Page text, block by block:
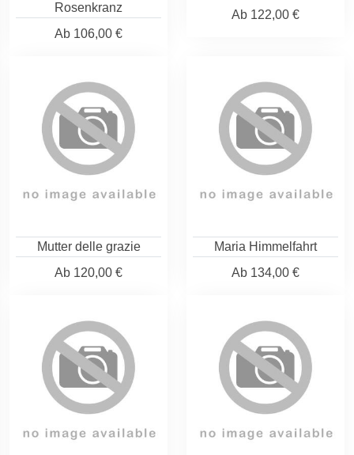
Rosenkranz
Ab 106,00 €
Ab 122,00 €
Mutter delle grazie
Ab 120,00 €
Maria Himmelfahrt
Ab 134,00 €